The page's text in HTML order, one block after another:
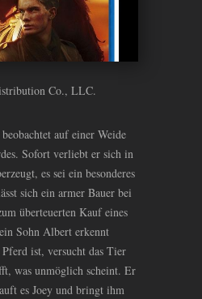
Co., LLC.
auf einer Weide
Sofort verliebt er sich in
es sei ein besonderes
sich ein armer Bauer bei
überteuerten Kauf eines
Sohn Albert erkennt
ist, versucht das Tier
was unmöglich scheint. Er
es Joey und bringt ihm